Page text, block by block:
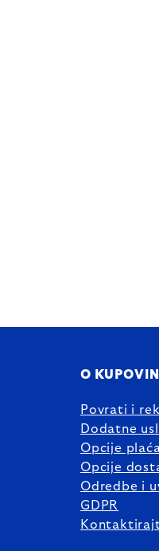
O KUPOVINI
Povrati i
Dodatne
Opcije
Opcije
Odredbe i
GDPR